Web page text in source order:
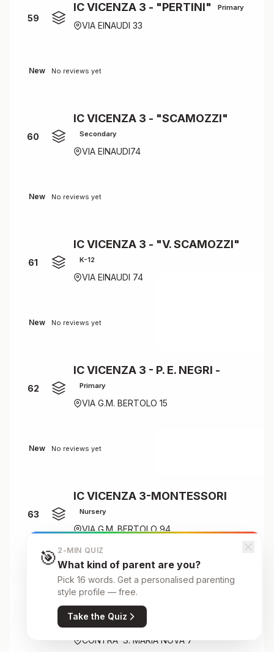
59
IC VICENZA 3 - "PERTINI" Primary
VIA EINAUDI 33
New No reviews yet
60
IC VICENZA 3 - "SCAMOZZI"
Secondary
VIA EINAUDI74
New No reviews yet
61
IC VICENZA 3 - "V. SCAMOZZI"
K-12
VIA EINAUDI 74
New No reviews yet
62
IC VICENZA 3 - P. E. NEGRI -
Primary
VIA G.M. BERTOLO 15
New No reviews yet
63
IC VICENZA 3-MONTESSORI
Nursery
VIA G.M. BERTOLO 94
No reviews yet
IC VICENZA 5
CONTRA' S. MARIA NOVA 7
🎯 2-MIN QUIZ
What kind of parent are you?
Pick 16 words. Get a personalised parenting
style profile — free.
Take the Quiz